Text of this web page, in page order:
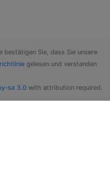
bestätigen Sie, dass Sie unsere
gelesen und verstanden
sa 3.0 with attribution required.